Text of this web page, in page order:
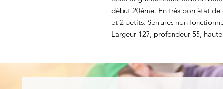
début 20ème. En très bon état
et 2 petits. Serrures non
Largeur 127, profondeur 55,